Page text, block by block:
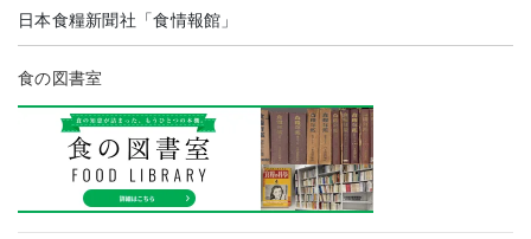
日本食糧新聞社「食情報館」
食の図書室